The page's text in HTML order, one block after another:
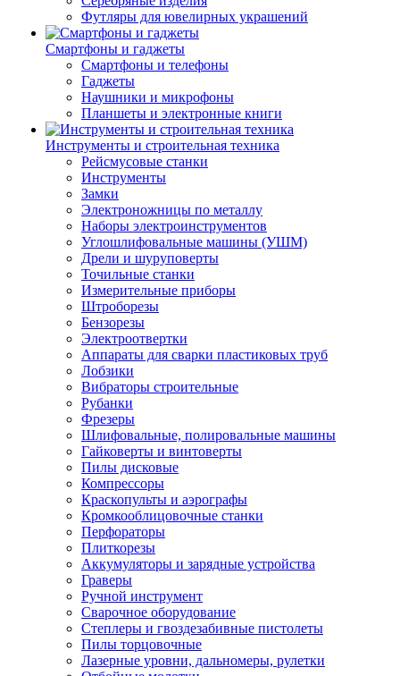
Футляры для ювелирных украшений
Смартфоны и гаджеты
Смартфоны и телефоны
Гаджеты
Наушники и микрофоны
Планшеты и электронные книги
Инструменты и строительная техника
Рейсмусовые станки
Инструменты
Замки
Электроножницы по металлу
Наборы электроинструментов
Углошлифовальные машины (УШМ)
Дрели и шуруповерты
Точильные станки
Измерительные приборы
Штроборезы
Бензорезы
Электроотвертки
Аппараты для сварки пластиковых труб
Лобзики
Вибраторы строительные
Рубанки
Фрезеры
Шлифовальные, полировальные машины
Гайковерты и винтоверты
Пилы дисковые
Компрессоры
Краскопульты и аэрографы
Кромкооблицовочные станки
Перфораторы
Плиткорезы
Аккумуляторы и зарядные устройства
Граверы
Ручной инструмент
Сварочное оборудование
Степлеры и гвоздезабивные пистолеты
Пилы торцовочные
Лазерные уровни, дальномеры, рулетки